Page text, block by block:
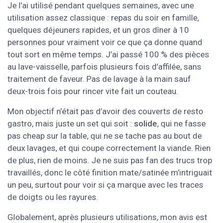
Je l’ai utilisé pendant quelques semaines, avec une
utilisation assez classique : repas du soir en famille,
quelques déjeuners rapides, et un gros dîner à 10
personnes pour vraiment voir ce que ça donne quand
tout sort en même temps. J’ai passé 100 % des pièces
au lave-vaisselle, parfois plusieurs fois d’affilée, sans
traitement de faveur. Pas de lavage à la main sauf
deux-trois fois pour rincer vite fait un couteau.
Mon objectif n’était pas d’avoir des couverts de resto
gastro, mais juste un set qui soit : solide, qui ne fasse
pas cheap sur la table, qui ne se tache pas au bout de
deux lavages, et qui coupe correctement la viande. Rien
de plus, rien de moins. Je ne suis pas fan des trucs trop
travaillés, donc le côté finition mate/satinée m’intriguait
un peu, surtout pour voir si ça marque avec les traces
de doigts ou les rayures.
Globalement, après plusieurs utilisations, mon avis est